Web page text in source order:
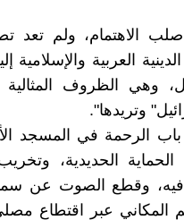
الاهتمام، ولم تعد
العربية
وهي الظروف المثالية
وتريدها".
الرحمة في المسجد
الحماية الحديدية،
فيه، وقطع الصوت عن
المكاني عبر اقتطاع